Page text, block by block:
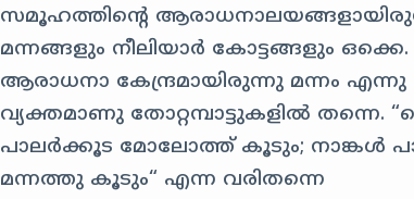
സമൂഹത്തിന്റെ
മന്നങ്ങളും നീലിയാർ കോട്ടങ്ങളും
ആരാധനാ കേന്ദ്രമായിരുന്നു മന്നം എന്നു
വ്യക്തമാണു തോറ്റമ്പാട്ടുകളിൽ തന്നെ.
പാലർക്കൂട മോലോത്ത്‌ കൂടും; നാങ്കൾ
മന്നത്തു കൂടും“ എന്ന വരിതന്നെ